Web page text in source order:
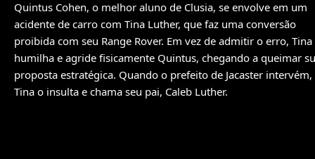
Quintus Cohen, o melhor aluno de Clusia, se envolve em um
acidente de carro com Tina Luther, que faz uma conversão
proibida com seu Range Rover. Em vez de admitir o erro, Tina
humilha e agride fisicamente Quintus, chegando a queimar
proposta estratégica. Quando o prefeito de Jacaster intervém,
Tina o insulta e chama seu pai, Caleb Luther.